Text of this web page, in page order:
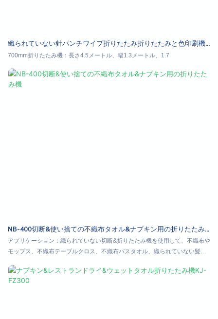
織られていない針パンチワイプ折りたたみ折りたたみと色印刷機
Nb-700
700mm折りたたみ機：長さ4.5メートル、幅1.3メートル、1.7
NB-400切断&使い捨ての不織布タオル&ナプキン用の折りたたみ
機
アプリケーション：織られていない切断&折りたたみ機を使用して、不織布や
モップス、不織布テーブルクロス、不織布バスタオル、織られていない髪、